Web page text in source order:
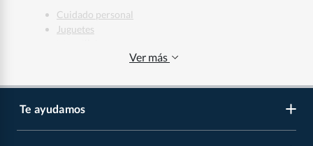
Cuidado personal
Juguetes
Jeans Mujer
Regalos de Navidad
Regalos de Navidad para Niños
Regalos de Navidad para Mujeres
Ver más
Te ayudamos